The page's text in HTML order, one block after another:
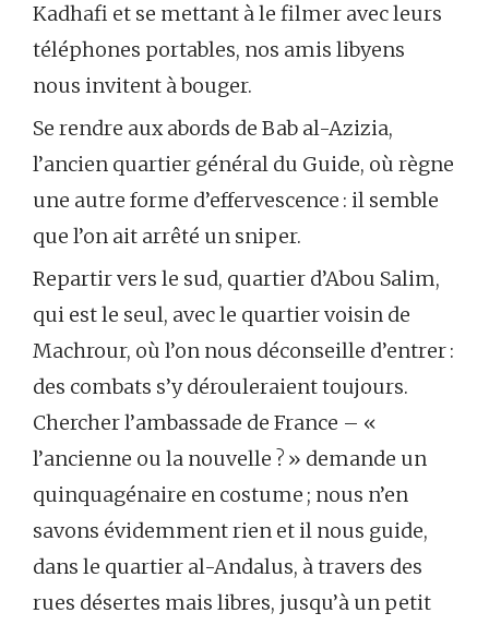
Kadhafi et se mettant à le filmer avec leurs
téléphones portables, nos amis libyens
nous invitent à bouger.
Se rendre aux abords de Bab al-Azizia,
l’ancien quartier général du Guide, où règne
une autre forme d’effervescence : il semble
que l’on ait arrêté un sniper.
Repartir vers le sud, quartier d’Abou Salim,
qui est le seul, avec le quartier voisin de
Machrour, où l’on nous déconseille d’entrer :
des combats s’y dérouleraient toujours.
Chercher l’ambassade de France – «
l’ancienne ou la nouvelle ? » demande un
quinquagénaire en costume ; nous n’en
savons évidemment rien et il nous guide,
dans le quartier al-Andalus, à travers des
rues désertes mais libres, jusqu’à un petit